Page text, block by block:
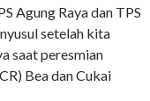
Agung Raya dan TPS
setelah kita
saat peresmian
Bea dan Cukai